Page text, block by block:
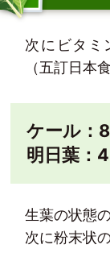
次にビタミ
（五訂日本
ケール：
明日葉：
生葉の状態
次に粉末状